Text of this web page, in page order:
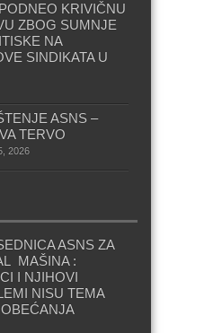
KRIVIČNU
ZBOG SUMNJE
NA
SINDIKATA U
ASNS –
TERVO
2026
ASNS ZA
MAŠINA :
I NJIHOVI
NISU TEMA